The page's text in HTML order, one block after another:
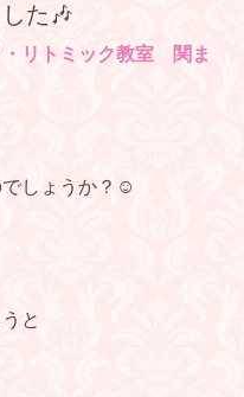
た🎶
リトミック教室 関ま
でしょうか？☺️
と